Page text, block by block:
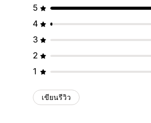
5
4
3
2
1
เขียนรีวิว